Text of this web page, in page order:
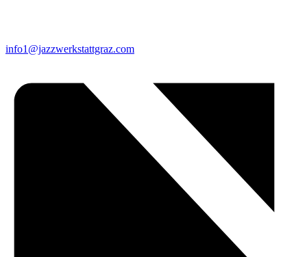
info1@jazzwerkstattgraz.com